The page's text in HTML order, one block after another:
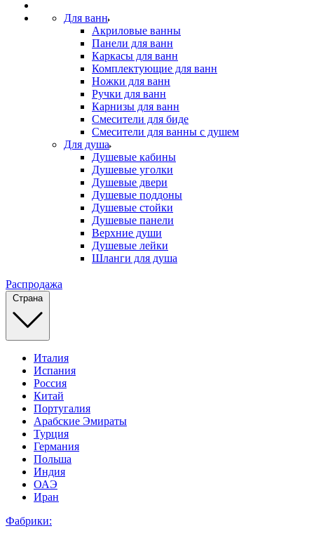
Для ванн
Акриловые ванны
Панели для ванн
Каркасы для ванн
Комплектующие для ванн
Ножки для ванн
Ручки для ванн
Карнизы для ванн
Смесители для биде
Смесители для ванны с душем
Для душа
Душевые кабины
Душевые уголки
Душевые двери
Душевые поддоны
Душевые стойки
Душевые панели
Верхние души
Душевые лейки
Шланги для душа
Распродажа
Страна
Италия
Испания
Россия
Китай
Португалия
Арабские Эмираты
Турция
Германия
Польша
Индия
ОАЭ
Иран
Фабрики: